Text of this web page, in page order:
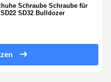
Schraube Schraube für
SD32 Bulldozer